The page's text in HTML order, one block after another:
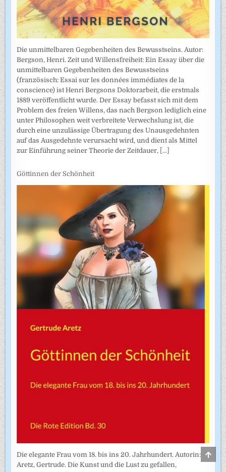
Die unmittelbaren Gegebenheiten des Bewusstseins. Autor:
Bergson, Henri. Zeit und Willensfreiheit: Ein Essay über die
unmittelbaren Gegebenheiten des Bewusstseins
(französisch: Essai sur les données immédiates de la
conscience) ist Henri Bergsons Doktorarbeit, die erstmals
1889 veröffentlicht wurde. Der Essay befasst sich mit dem
Problem des freien Willens, das nach Bergson lediglich eine
unter Philosophen weit verbreitete Verwechslung ist, die
durch eine unzulässige Übertragung des Unausgedehnten
auf das Ausgedehnte verursacht wird, und dient als Mittel
zur Einführung seiner Theorie der Zeitdauer, [...]
Göttinnen der Schönheit
Die elegante Frau vom 18. bis ins 20. Jahrhundert. Autorin:
Aretz, Gertrude. Die Kunst und die Lust zu gefallen,
TO
TOP